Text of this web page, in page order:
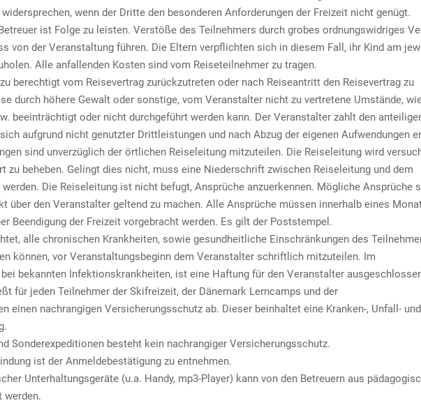
wenn der Dritte den besonderen Anforderungen der Freizeit nicht genügt.
ist Folge zu leisten. Verstöße des Teilnehmers durch grobes ordnungswidriges
von der Veranstaltung führen. Die Eltern verpflichten sich in diesem Fall, ihr Kind am
Alle anfallenden Kosten sind vom Reiseteilnehmer zu tragen.
berechtigt vom Reisevertrag zurückzutreten oder nach Reiseantritt den Reisevertrag zu
durch höhere Gewalt oder sonstige, vom Veranstalter nicht zu vertretene Umstände,
beeinträchtigt oder nicht durchgeführt werden kann. Der Veranstalter zahlt den
aufgrund nicht genutzter Drittleistungen und nach Abzug der eigenen Aufwendungen
sind unverzüglich der örtlichen Reiseleitung mitzuteilen. Die Reiseleitung wird
zu beheben. Gelingt dies nicht, muss eine Niederschrift zwischen Reiseleitung und dem
Die Reiseleitung ist nicht befugt, Ansprüche anzuerkennen. Mögliche Ansprüche
über den Veranstalter geltend zu machen. Alle Ansprüche müssen innerhalb eines
Beendigung der Freizeit vorgebracht werden. Es gilt der Poststempel.
alle chronischen Krankheiten, sowie gesundheitliche Einschränkungen des
können, vor Veranstaltungsbeginn dem Veranstalter schriftlich mitzuteilen. Im
bekannten Infektionskrankheiten, ist eine Haftung für den Veranstalter
für jeden Teilnehmer der Skifreizeit, der Dänemark Lerncamps und der
einen nachrangigen Versicherungsschutz ab. Dieser beinhaltet eine Kranken-, Unfall- und
Sonderexpeditionen besteht kein nachrangiger Versicherungsschutz.
ist der Anmeldebestätigung zu entnehmen.
Unterhaltungsgeräte (u.a. Handy, mp3-Player) kann von den Betreuern aus
werden.